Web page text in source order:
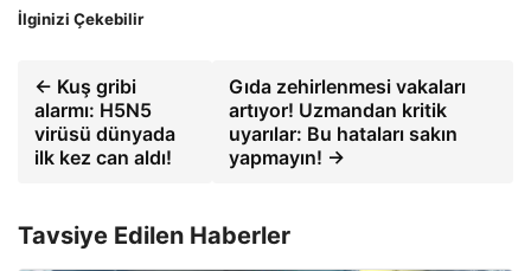
İlginizi Çekebilir
← Kuş gribi
alarmı: H5N5
virüsü dünyada
ilk kez can aldı!
Gıda zehirlenmesi vakaları
artıyor! Uzmandan kritik
uyarılar: Bu hataları sakın
yapmayın! →
Tavsiye Edilen Haberler